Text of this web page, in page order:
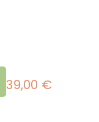
39,00 €